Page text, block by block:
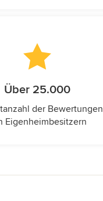
Über 25.000
der Bewertungen
Eigenheimbesitzern